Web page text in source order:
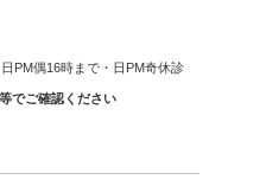
PM偶16時まで・日PM奇休診
でご確認ください